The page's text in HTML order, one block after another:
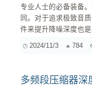
专业人士的必备装备
同。对于追求极致音
件来提升降噪深度也是非常重要的。 那么，有哪些常见的
2024/11/3 784
多频段压缩器深